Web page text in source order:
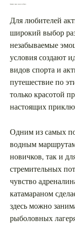
Активные виды отдыха на Енисее
Для любителей
широкий выбор
незабываемые
условия создают
видов спорта и
путешествие по
только красотой
настоящих
Одним из самых
водным
новичков, так и
стремительных
чувство
катамараном
здесь можно
рыболовных